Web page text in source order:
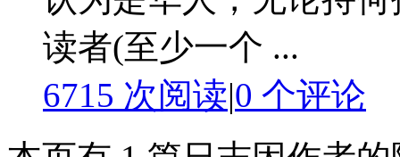
读者(至少一个 ...
6715 次阅读|0 个评论